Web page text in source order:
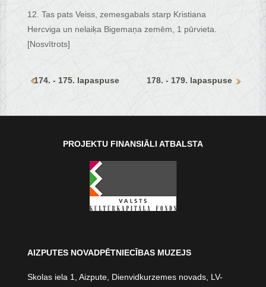
12. Tas pats Veiss, zemesgabals starp Kristiana
Hercviga un nelaiķa Bigemaņa zemēm, 1 pūrvieta.
[Nosvītrots]
174. - 175. lapaspuse 178. - 179. lapaspuse
PROJEKTU FINANSIĀLI ATBALSTA
AIZPUTES NOVADPĒTNIECĪBAS MUZEJS
Skolas iela 1, Aizpute, Dienvidkurzemes novads, LV-